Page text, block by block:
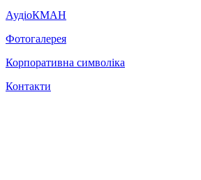
АудіоКМАН
Фотогалерея
Корпоративна символіка
Контакти